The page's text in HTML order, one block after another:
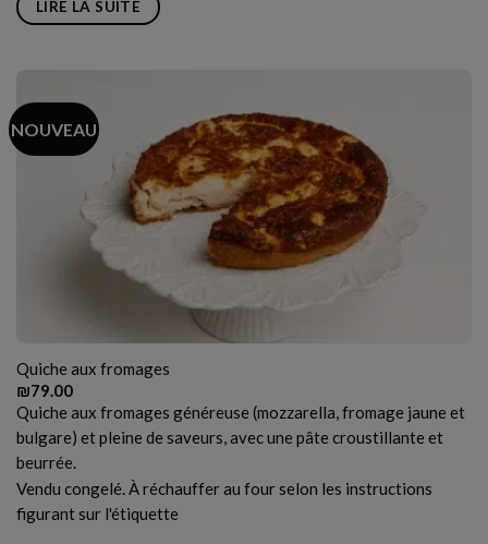
LIRE LA SUITE
NOUVEAU
Quiche aux fromages
₪79.00
Quiche aux fromages généreuse (mozzarella, fromage jaune et
bulgare) et pleine de saveurs, avec une pâte croustillante et
beurrée.
Vendu congelé. À réchauffer au four selon les instructions
figurant sur l'étiquette